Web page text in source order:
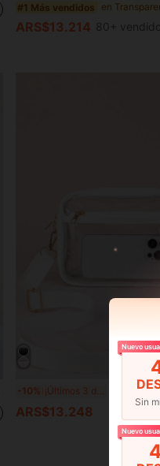
#1 Más vendidos en
ARS$13.214 80+
-10% ¡Últimos 3 días 1 pieza Bolso bandolera transparente, puede contener artículos
ARS$13.248
Nuevo
Sin
Nuevo